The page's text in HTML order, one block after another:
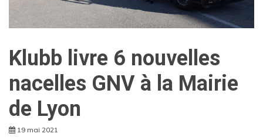
Klubb livre 6 nouvelles
nacelles GNV à la Mairie
de Lyon
19 mai 2021